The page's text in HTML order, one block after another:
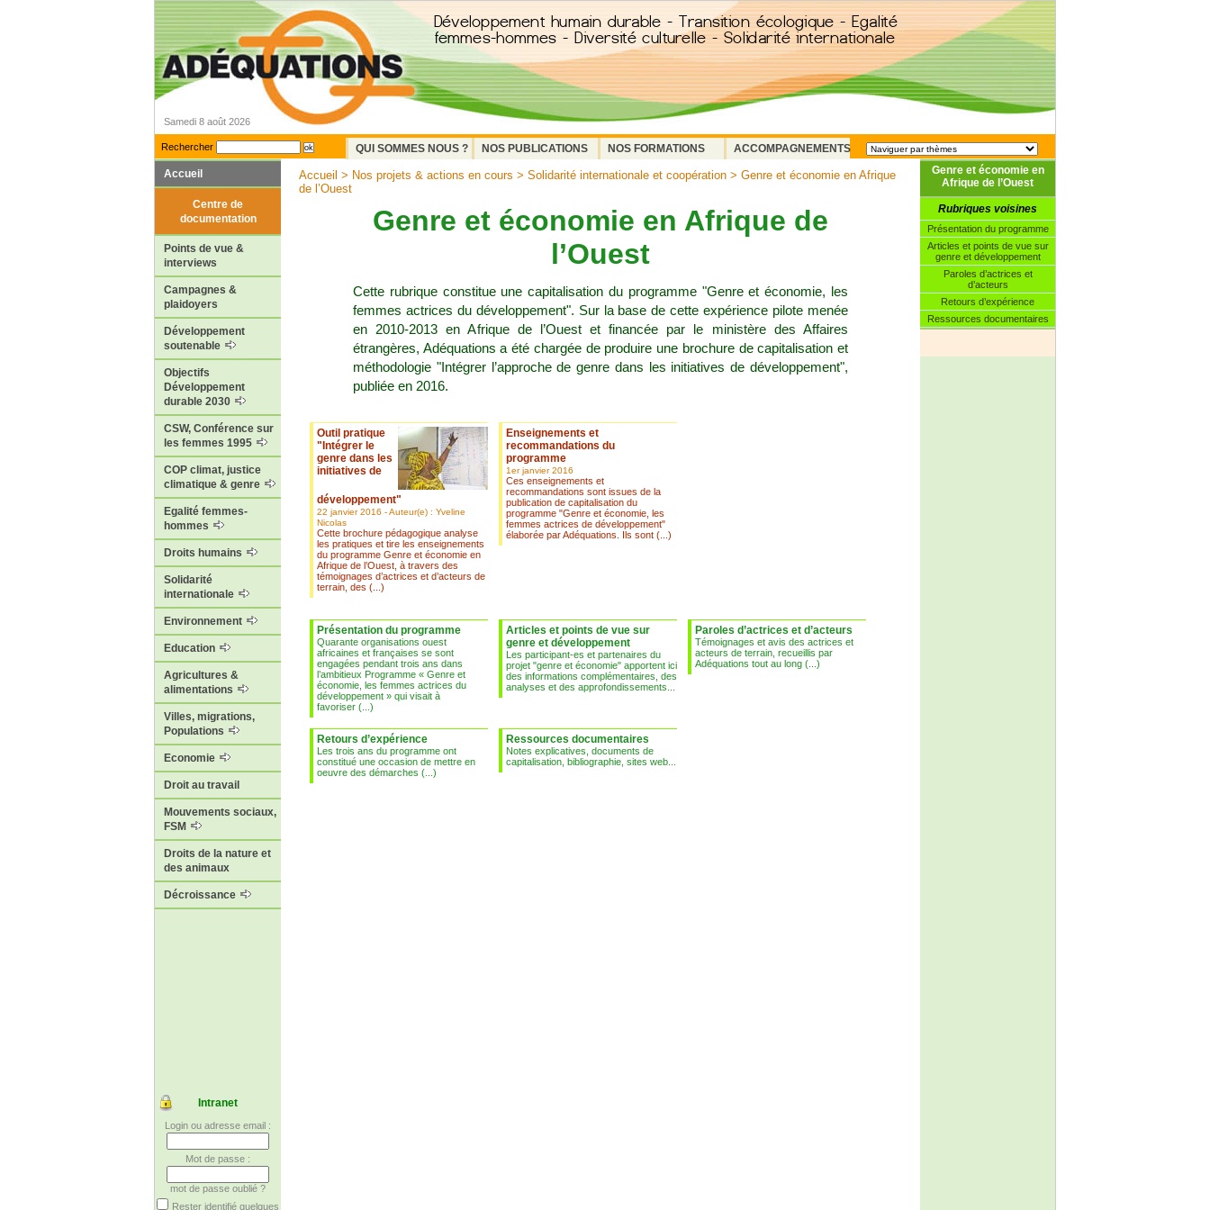
Samedi 8 août 2026
Rechercher QUI SOMMES NOUS ? NOS PUBLICATIONS NOS FORMATIONS
ACCOMPAGNEMENTS
Accueil
Centre de
documentation
Points de vue &
interviews
Campagnes &
plaidoyers
Développement
soutenable
Objectifs
Développement
durable 2030
CSW, Conférence sur
les femmes 1995
COP climat, justice
climatique & genre
Egalité femmes-
hommes
Droits humains
Solidarité
internationale
Environnement
Education
Agricultures &
alimentations
Villes, migrations,
Populations
Economie
Droit au travail
Mouvements sociaux,
FSM
Droits de la nature et
des animaux
Décroissance
Intranet
Login ou adresse email :
Mot de passe :
mot de passe oublié ?
Rester identifié quelques
Genre et économie en
Afrique de l’Ouest
Rubriques voisines
Présentation du programme
Articles et points de vue sur
genre et développement
Paroles d’actrices et
d’acteurs
Retours d’expérience
Ressources documentaires
Accueil > Nos projets & actions en cours > Solidarité internationale et coopération > Genre et économie en Afrique
de l’Ouest
Genre et économie en Afrique de
l’Ouest
Cette rubrique constitue une capitalisation du programme "Genre et économie, les
femmes actrices du développement". Sur la base de cette expérience pilote menée
en 2010-2013 en Afrique de l’Ouest et financée par le ministère des Affaires
étrangères, Adéquations a été chargée de produire une brochure de capitalisation et
méthodologie "Intégrer l’approche de genre dans les initiatives de développement",
publiée en 2016.
Outil pratique
"Intégrer le
genre dans les
initiatives de
développement"
22 janvier 2016 - Auteur(e) : Yveline
Nicolas
Cette brochure pédagogique analyse
les pratiques et tire les enseignements
du programme Genre et économie en
Afrique de l’Ouest, à travers des
témoignages d’actrices et d’acteurs de
terrain, des (...)
Enseignements et
recommandations du
programme
1er janvier 2016
Ces enseignements et
recommandations sont issues de la
publication de capitalisation du
programme "Genre et économie, les
femmes actrices de développement"
élaborée par Adéquations. Ils sont (...)
Présentation du programme
Quarante organisations ouest
africaines et françaises se sont
engagées pendant trois ans dans
l’ambitieux Programme « Genre et
économie, les femmes actrices du
développement » qui visait à
favoriser (...)
Articles et points de vue sur
genre et développement
Les participant-es et partenaires du
projet "genre et économie" apportent ici
des informations complémentaires, des
analyses et des approfondissements...
Paroles d’actrices et d’acteurs
Témoignages et avis des actrices et
acteurs de terrain, recueillis par
Adéquations tout au long (...)
Retours d’expérience
Les trois ans du programme ont
constitué une occasion de mettre en
oeuvre des démarches (...)
Ressources documentaires
Notes explicatives, documents de
capitalisation, bibliographie, sites web...